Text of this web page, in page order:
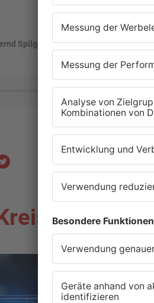
Spilger zu den Vorwürfen:
Miltenberg